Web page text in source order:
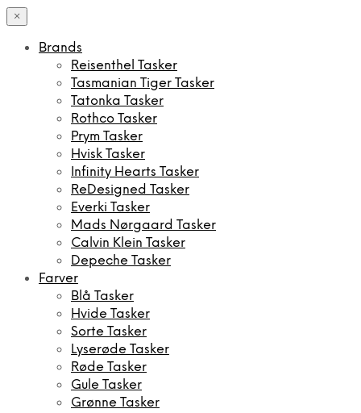
×
Brands
Reisenthel Tasker
Tasmanian Tiger Tasker
Tatonka Tasker
Rothco Tasker
Prym Tasker
Hvisk Tasker
Infinity Hearts Tasker
ReDesigned Tasker
Everki Tasker
Mads Nørgaard Tasker
Calvin Klein Tasker
Depeche Tasker
Farver
Blå Tasker
Hvide Tasker
Sorte Tasker
Lyserøde Tasker
Røde Tasker
Gule Tasker
Grønne Tasker